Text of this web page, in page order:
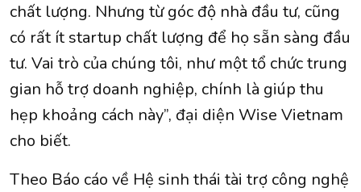
chất lượng. Nhưng từ góc độ nhà đầu tư, cũng
có rất ít startup chất lượng để họ sẵn sàng đầu
tư. Vai trò của chúng tôi, như một tổ chức trung
gian hỗ trợ doanh nghiệp, chính là giúp thu
hẹp khoảng cách này”, đại diện Wise Vietnam
cho biết.
Theo Báo cáo về Hệ sinh thái tài trợ công nghệ